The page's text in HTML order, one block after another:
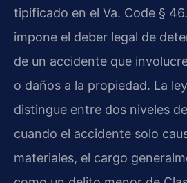
tipificado en el Va. Code §
impone el deber legal de
de un accidente que
o daños a la propiedad. La
distingue entre dos niveles
cuando el accidente solo
materiales, el cargo